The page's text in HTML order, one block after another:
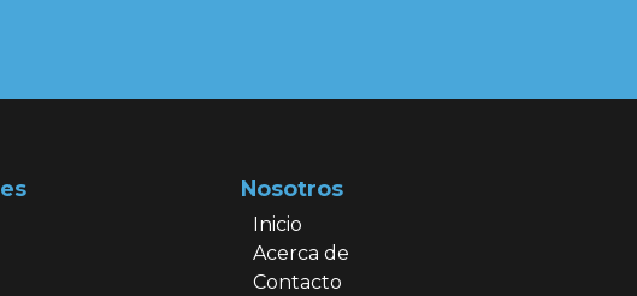
Nosotros
Inicio
Acerca de
Contacto